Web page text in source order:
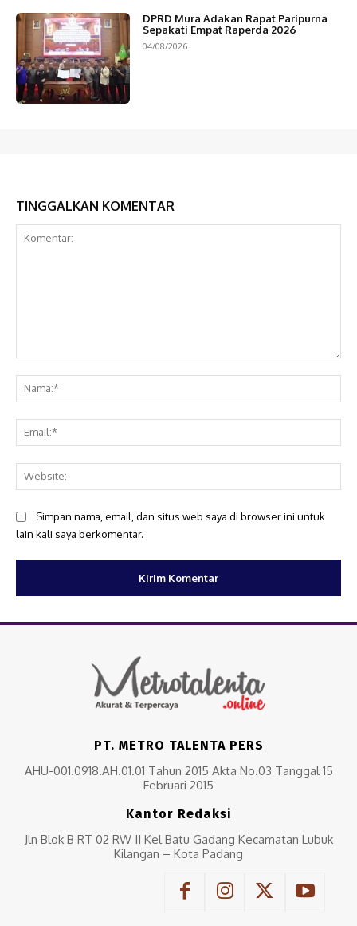
DPRD Mura Adakan Rapat Paripurna
Sepakati Empat Raperda 2026
04/08/2026
TINGGALKAN KOMENTAR
Simpan nama, email, dan situs web saya di browser ini untuk
lain kali saya berkomentar.
PT. METRO TALENTA PERS
AHU-001.0918.AH.01.01 Tahun 2015 Akta No.03 Tanggal 15
Februari 2015
Kantor Redaksi
Jln Blok B RT 02 RW II Kel Batu Gadang Kecamatan Lubuk
Kilangan – Kota Padang